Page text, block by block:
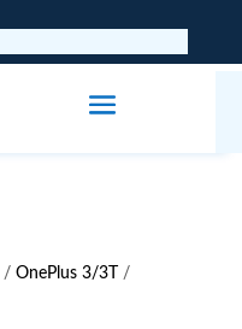
/OnePlus 3/3T
/